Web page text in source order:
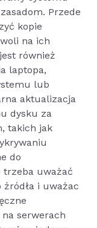
Przede
kopie
na ich
również
laptopa,
lub
aktualizacja
dysku za
takich jak
do
trzeba uważać
i uważac
serwerach